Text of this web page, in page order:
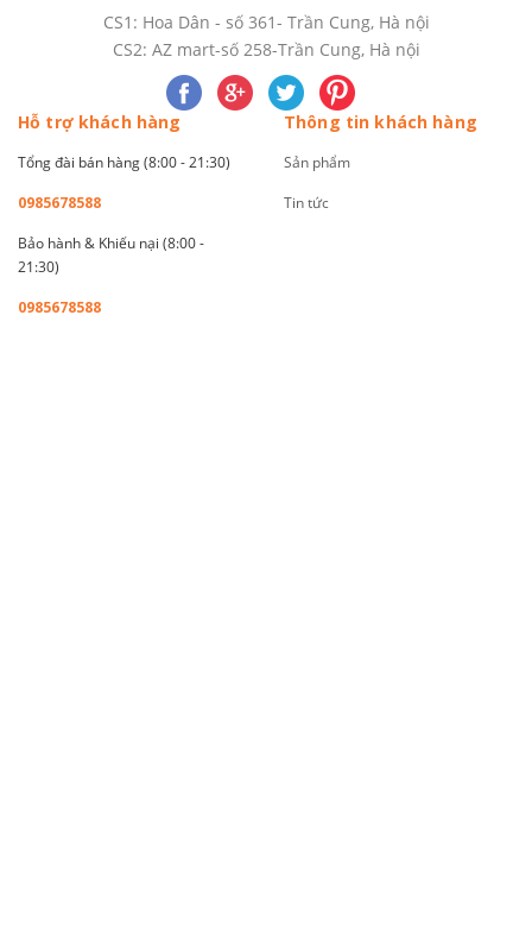
CS1: Hoa Dân - số 361- Trần Cung, Hà nội
CS2: AZ mart-số 258-Trần Cung, Hà nội
Hỗ trợ khách hàng
Tổng đài bán hàng (8:00 - 21:30)
0985678588
Bảo hành & Khiếu nại (8:00 -
21:30)
0985678588
Thông tin khách hàng
Sản phẩm
Tin tức